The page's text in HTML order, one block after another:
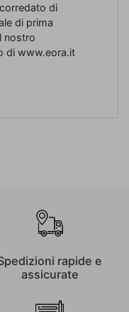
di
di prima
nostro
di www.eora.it
rapide e
assicurate